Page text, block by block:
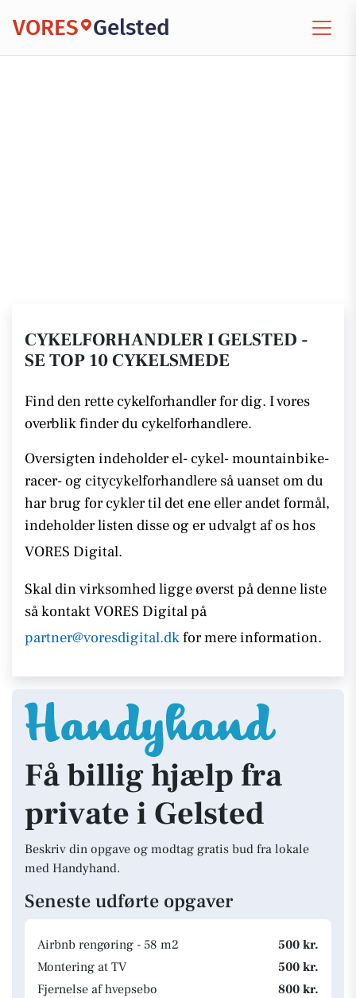
VORES Gelsted
CYKELFORHANDLER I GELSTED -
SE TOP 10 CYKELSMEDE
Find den rette cykelforhandler for dig. I vores
overblik finder du cykelforhandlere.
Oversigten indeholder el- cykel- mountainbike-
racer- og citycykelforhandlere så uanset om du
har brug for cykler til det ene eller andet formål,
indeholder listen disseog er udvalgt af os hos
VORES Digital.
Skal din virksomhed ligge øverst på denne liste
så kontaktVORES Digital på
partner@voresdigital.dkfor mere information.
Få billig hjælp fra
private i Gelsted
Beskriv din opgave og modtag gratis bud fra lokale
med Handyhand.
Seneste udførte opgaver
Airbnb rengøring - 58 m2
500 kr.
Montering at TV
500 kr.
Fjernelse af hvepsebo
800 kr.